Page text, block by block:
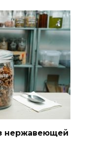
нержавеющей